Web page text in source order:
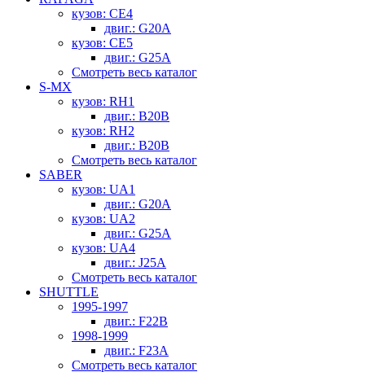
кузов: CE4
двиг.: G20A
кузов: CE5
двиг.: G25A
Смотреть весь каталог
S-MX
кузов: RH1
двиг.: B20B
кузов: RH2
двиг.: B20B
Смотреть весь каталог
SABER
кузов: UA1
двиг.: G20A
кузов: UA2
двиг.: G25A
кузов: UA4
двиг.: J25A
Смотреть весь каталог
SHUTTLE
1995-1997
двиг.: F22B
1998-1999
двиг.: F23A
Смотреть весь каталог